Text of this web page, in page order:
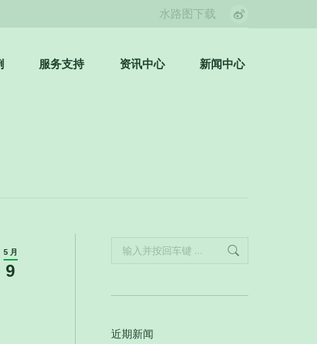
水路图下载
Weibo
opens
服务支持 资讯中心 新闻中心
5 月
9
Search:
近期新闻